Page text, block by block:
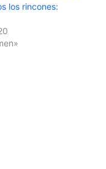
los rincones: